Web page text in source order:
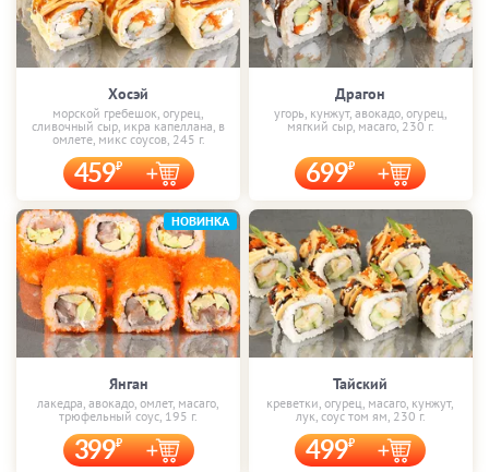
Хосэй
морской гребешок, огурец,
сливочный сыр, икра капеллана, в
омлете, микс соусов, 245 г.
459
Драгон
угорь, кунжут, авокадо, огурец,
мягкий сыр, масаго, 230 г.
699
Янган
лакедра, авокадо, омлет, масаго,
трюфельный соус, 195 г.
399
НОВИНКА
Тайский
креветки, огурец, масаго, кунжут,
лук, соус том ям, 230 г.
499